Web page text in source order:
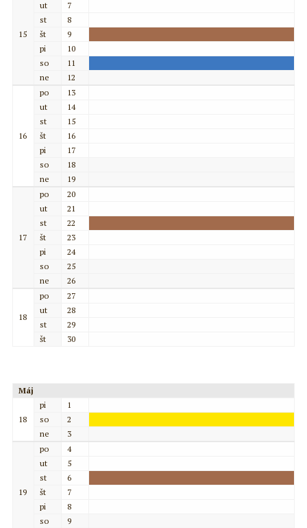
15
ut
7
st
8
št
9
pi
10
so
11
ne
12
16
po
13
ut
14
st
15
št
16
pi
17
so
18
ne
19
17
po
20
ut
21
st
22
št
23
pi
24
so
25
ne
26
18
po
27
ut
28
st
29
št
30
Máj
18
pi
1
so
2
ne
3
19
po
4
ut
5
st
6
št
7
pi
8
so
9